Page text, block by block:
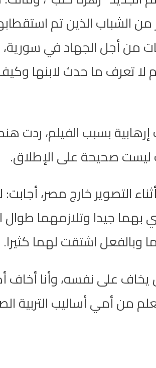
من الشباب الذين تم
من أجل الجهاد في
لا تعرف ما حدث لابنها
بسبب الفيلم، ردت
صحيحة على الإطلاق.
خارج مصر، أجابت:
بهما جيدا وتلازمهما
اشتقت لهما كثيرا.
على نفسه، وأنا أخاف
من أمي أساليب